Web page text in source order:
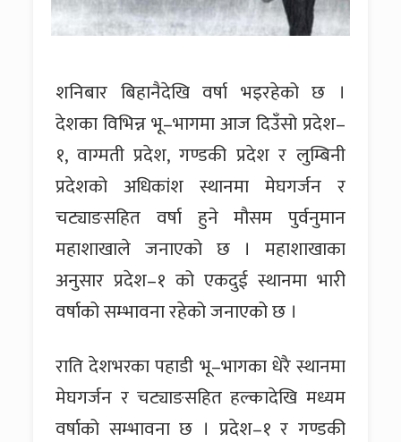
शनिबार बिहानैदेखि वर्षा भइरहेको छ ।
देशका विभिन्न भू–भागमा आज दिउँसो प्रदेश–
१, वाग्मती प्रदेश, गण्डकी प्रदेश र लुम्बिनी
प्रदेशको अधिकांश स्थानमा मेघगर्जन र
चट्याङसहित वर्षा हुने मौसम पुर्वनुमान
महाशाखाले जनाएको छ । महाशाखाका
अनुसार प्रदेश–१ को एकदुई स्थानमा भारी
वर्षाको सम्भावना रहेको जनाएको छ ।
राति देशभरका पहाडी भू–भागका धेरै स्थानमा
मेघगर्जन र चट्याङसहित हल्कादेखि मध्यम
वर्षाको सम्भावना छ । प्रदेश–१ र गण्डकी